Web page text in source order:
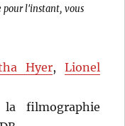
pour l'instant, vous
Hyer, Lionel
filmographie